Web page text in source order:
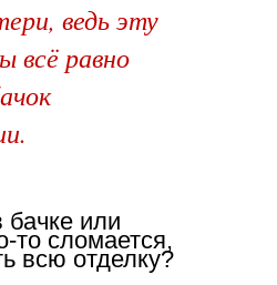
ведь эту
всё равно
бачке или
то сломается,
всю отделку?